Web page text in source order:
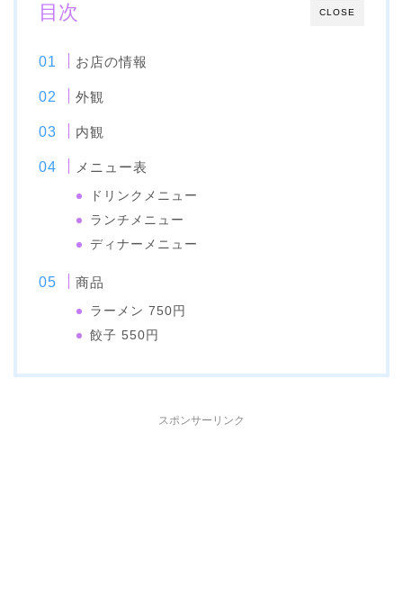
CLOSE
目次
お店の情報
外観
内観
メニュー表
ドリンクメニュー
ランチメニュー
ディナーメニュー
商品
ラーメン 750円
餃子 550円
スポンサーリンク